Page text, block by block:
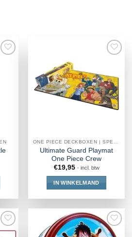
ONE PIECE DECKBOXEN | SPEELMAT | VERZAMELMAP
Ultimate Guard Playmat
One Piece Crew
€19,95 - incl. btw
IN WINKELMAND